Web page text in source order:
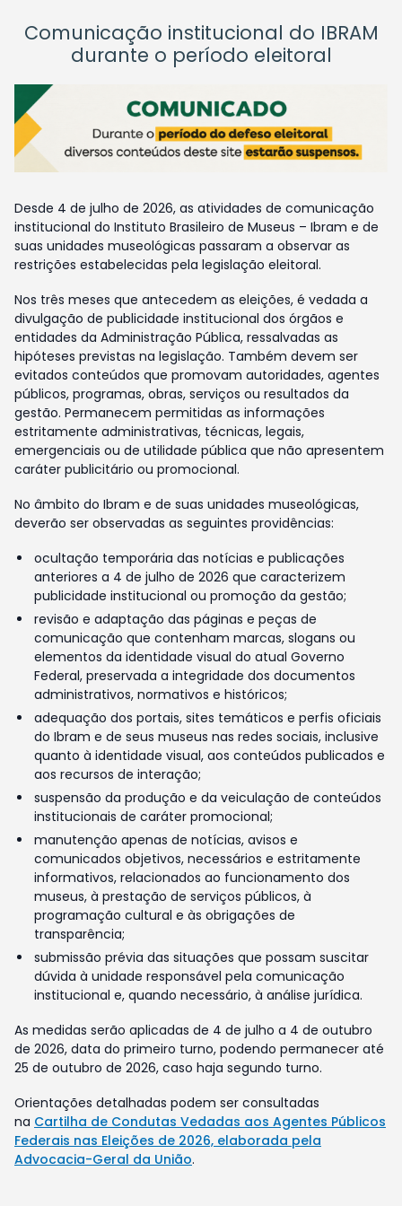
Comunicação institucional do IBRAM
durante o período eleitoral
Desde 4 de julho de 2026, as atividades de comunicação
institucional do Instituto Brasileiro de Museus – Ibram e de
suas unidades museológicas passaram a observar as
restrições estabelecidas pela legislação eleitoral.
Nos três meses que antecedem as eleições, é vedada a
divulgação de publicidade institucional dos órgãos e
entidades da Administração Pública, ressalvadas as
hipóteses previstas na legislação. Também devem ser
evitados conteúdos que promovam autoridades, agentes
públicos, programas, obras, serviços ou resultados da
gestão. Permanecem permitidas as informações
estritamente administrativas, técnicas, legais,
emergenciais ou de utilidade pública que não apresentem
caráter publicitário ou promocional.
No âmbito do Ibram e de suas unidades museológicas,
deverão ser observadas as seguintes providências:
ocultação temporária das notícias e publicações
anteriores a 4 de julho de 2026 que caracterizem
publicidade institucional ou promoção da gestão;
revisão e adaptação das páginas e peças de
comunicação que contenham marcas, slogans ou
elementos da identidade visual do atual Governo
Federal, preservada a integridade dos documentos
administrativos, normativos e históricos;
adequação dos portais, sites temáticos e perfis oficiais
do Ibram e de seus museus nas redes sociais, inclusive
quanto à identidade visual, aos conteúdos publicados e
aos recursos de interação;
suspensão da produção e da veiculação de conteúdos
institucionais de caráter promocional;
manutenção apenas de notícias, avisos e
comunicados objetivos, necessários e estritamente
informativos, relacionados ao funcionamento dos
museus, à prestação de serviços públicos, à
programação cultural e às obrigações de
transparência;
submissão prévia das situações que possam suscitar
dúvida à unidade responsável pela comunicação
institucional e, quando necessário, à análise jurídica.
As medidas serão aplicadas de 4 de julho a 4 de outubro
de 2026, data do primeiro turno, podendo permanecer até
25 de outubro de 2026, caso haja segundo turno.
Orientações detalhadas podem ser consultadas
na Cartilha de Condutas Vedadas aos Agentes Públicos
Federais nas Eleições de 2026, elaborada pela
Advocacia-Geral da União.